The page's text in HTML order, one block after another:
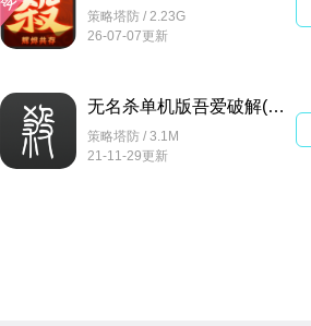
策略塔防 / 2.23G
26-07-07更新
无名杀单机版吾爱破解(无名杀扩展包最新版)v1.9.0GitHub版本
策略塔防 / 3.1M
21-11-29更新